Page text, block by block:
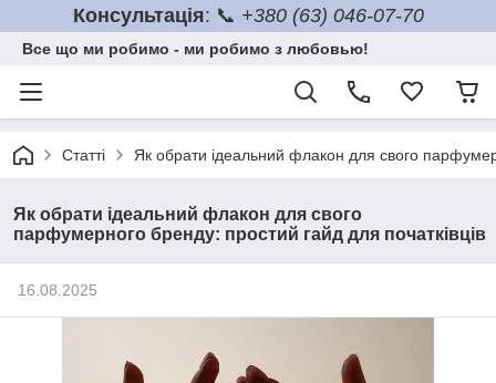
Консультація: 📞 +380 (63) 046-07-70
Все що ми робимо - ми робимо з любовью!
Статті Як обрати ідеальний флакон для свого
Як обрати ідеальний флакон для свого
парфумерного бренду: простий гайд для початківців
16.08.2025